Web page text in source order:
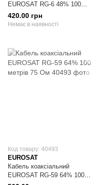
EUROSAT RG-6 48% 100
метрів 75 Ом чорний
420.00 грн
Немає в наявності
Код товару: 40493
EUROSAT
Кабель коаксіальний
EUROSAT RG-59 64% 100